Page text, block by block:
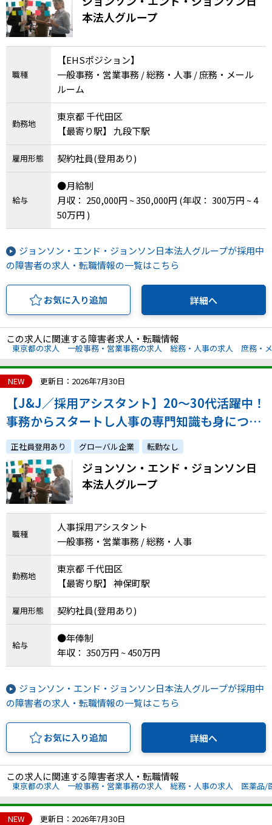
本法人グループ
職種
【EHSポジション】
一般事務・営業事務 / 総務・人事 / 庶務・メール
ルーム
勤務地
東京都 千代田区
【最寄り駅】 九段下駅
雇用形態 契約社員(登用あり)
給与
●月給制
月収： 250,000円 ~ 350,000円 (年収： 300万円 ~ 4
50万円 )
ジョンソン・エンド・ジョンソン日本法人グループが採用中
の障害者の求人・転職情報の一覧はこちら
お気に入り追加 詳細へ
この求人に関連する障害者求人・転職情報
東京都の求人 一般事務・営業事務の求人 総務・人事の求人 庶務・
NEW 更新日：2026年7月30日
【J&J／採用アシスタント】20〜30代活躍中！
事務からスタートし人事の専門知識も身につく
環境／年休119日
正社員登用あり グローバル企業 転勤なし
ジョンソン・エンド・ジョンソン日
本法人グループ
職種
人事採用アシスタント
一般事務・営業事務 / 総務・人事
勤務地
東京都 千代田区
【最寄り駅】 神保町駅
雇用形態 契約社員(登用あり)
給与
●年俸制
年収： 350万円 ~ 450万円
ジョンソン・エンド・ジョンソン日本法人グループが採用中
の障害者の求人・転職情報の一覧はこちら
お気に入り追加 詳細へ
この求人に関連する障害者求人・転職情報
東京都の求人 一般事務・営業事務の求人 総務・人事の求人 医薬品/
NEW 更新日：2026年7月30日